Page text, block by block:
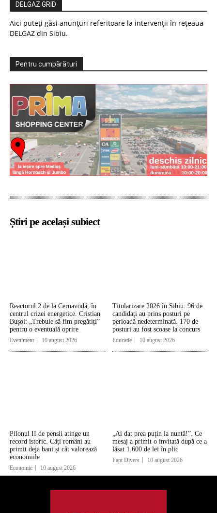
DELGAZ GRID
Aici puteți găsi anunțuri referitoare la intervenții în rețeaua
DELGAZ din Sibiu.
Pentru cumpărături
Știri pe același subiect
Reactorul 2 de la Cernavodă, în
centrul crizei energetice. Cristian
Bușoi: „Trebuie să fim pregătiți”
pentru o eventuală oprire
Eveniment 10 august 2026
Titularizare 2026 în Sibiu: 96 de
candidați au prins posturi pe
perioadă nedeterminată. 170 de
posturi au fost scoase la concurs
Educatie 10 august 2026
Pilonul II de pensii atinge un
record istoric. Câți români au
primit deja bani și cât valorează
economiile
Economie 10 august 2026
„Ai dat prea puțin la nuntă!”. Ce
mesaj a primit o invitată după ce a
lăsat 1.600 de lei în plic
Fapt Divers 10 august 2026